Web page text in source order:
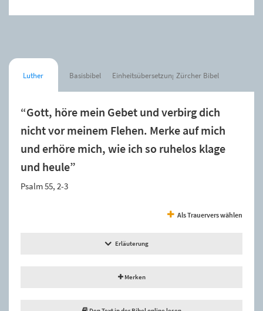
Luther Basisbibel Einheitsübersetzung Zürcher Bibel
“Gott, höre mein Gebet und verbirg dich
nicht vor meinem Flehen. Merke auf mich
und erhöre mich, wie ich so ruhelos klage
und heule”
Psalm 55, 2-3
Als Trauervers wählen
Erläuterung
Merken